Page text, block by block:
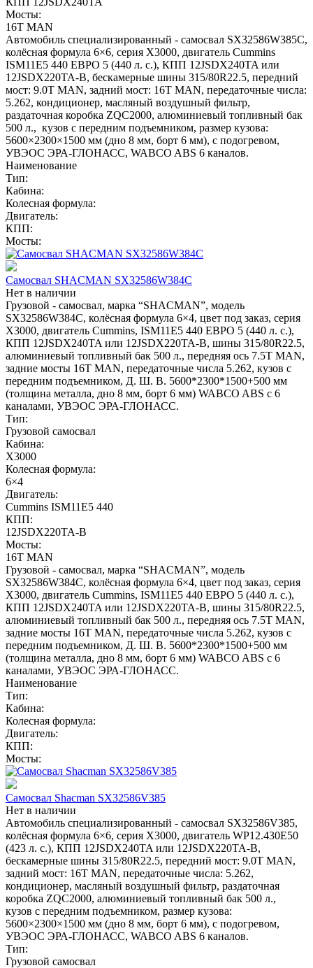
Мосты:
16T MAN
Автомобиль специализированный - самосвал SX32586W385C,
колёсная формула 6×6, серия X3000, двигатель Cummins
ISM11E5 440 ЕВРО 5 (440 л. с.), КПП 12JSDX240TA или
12JSDX220TA-B, бескамерные шины 315/80R22.5, передний
мост: 9.0T MAN, задний мост: 16T MAN, передаточные числа:
5.262, кондиционер, масляный воздушный фильтр,
раздаточная коробка ZQC2000, алюминиевый топливный бак
500 л., кузов с передним подъемником, размер кузова:
5600×2300×1500 мм (дно 8 мм, борт 6 мм), с подогревом,
УВЭОС ЭРА-ГЛОНАСС, WABCO ABS 6 каналов.
Наименование
Тип:
Кабина:
Колесная формула:
Двигатель:
КПП:
Мосты:
Самосвал SHACMAN SX32586W384C
Нет в наличии
Грузовой - самосвал, марка “SHACMAN”, модель
SX32586W384C, колёсная формула 6×4, цвет под заказ, серия
Х3000, двигатель Cummins, ISM11E5 440 ЕВРО 5 (440 л. с.),
КПП 12JSDX240TA или 12JSDX220TA-B, шины 315/80R22.5,
алюминиевый топливный бак 500 л., передняя ось 7.5T MAN,
задние мосты 16T MAN, передаточные числа 5.262, кузов с
передним подъемником, Д. Ш. В. 5600*2300*1500+500 мм
(толщина металла, дно 8 мм, борт 6 мм) WABCO ABS с 6
каналами, УВЭОС ЭРА-ГЛОНАСС.
Тип:
Грузовой самосвал
Кабина:
X3000
Колесная формула:
6×4
Двигатель:
Cummins ISM11E5 440
КПП:
12JSDX220TA-B
Мосты:
16T MAN
Грузовой - самосвал, марка “SHACMAN”, модель
SX32586W384C, колёсная формула 6×4, цвет под заказ, серия
Х3000, двигатель Cummins, ISM11E5 440 ЕВРО 5 (440 л. с.),
КПП 12JSDX240TA или 12JSDX220TA-B, шины 315/80R22.5,
алюминиевый топливный бак 500 л., передняя ось 7.5T MAN,
задние мосты 16T MAN, передаточные числа 5.262, кузов с
передним подъемником, Д. Ш. В. 5600*2300*1500+500 мм
(толщина металла, дно 8 мм, борт 6 мм) WABCO ABS с 6
каналами, УВЭОС ЭРА-ГЛОНАСС.
Наименование
Тип:
Кабина:
Колесная формула:
Двигатель:
КПП:
Мосты:
Самосвал Shacman SX32586V385
Нет в наличии
Автомобиль специализированный - самосвал SX32586V385,
колёсная формула 6×6, серия X3000, двигатель WP12.430E50
(423 л. с.), КПП 12JSDX240TA или 12JSDX220TA-B,
бескамерные шины 315/80R22.5, передний мост: 9.0T MAN,
задний мост: 16T MAN, передаточные числа: 5.262,
кондиционер, масляный воздушный фильтр, раздаточная
коробка ZQC2000, алюминиевый топливный бак 500 л.,
кузов с передним подъемником, размер кузова:
5600×2300×1500 мм (дно 8 мм, борт 6 мм), с подогревом,
УВЭОС ЭРА-ГЛОНАСС, WABCO ABS 6 каналов.
Тип:
Грузовой самосвал